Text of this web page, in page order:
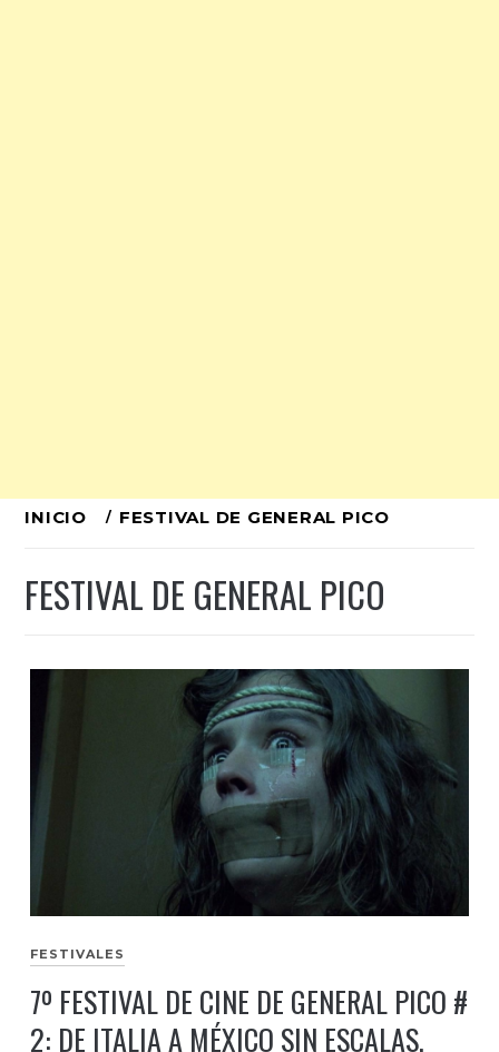
Ir
contenido
INICIO FESTIVAL DE GENERAL PICO
FESTIVAL DE GENERAL PICO
FESTIVALES
7º FESTIVAL DE CINE DE GENERAL PICO #
2: DE ITALIA A MÉXICO SIN ESCALAS,